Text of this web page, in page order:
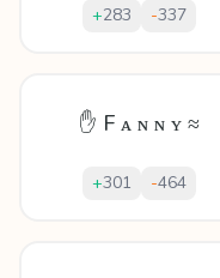
+283 -337
✋ F ᴀ ɴ ɴ ʏ ≈
+301 -464